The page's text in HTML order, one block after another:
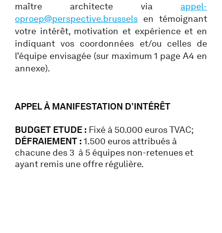
maître architecte via appel-
oproep@perspective.brussels en témoignant
votre intérêt, motivation et expérience et en
indiquant vos coordonnées et/ou celles de
l’équipe envisagée (sur maximum 1 page A4 en
annexe).
APPEL À MANIFESTATION D’INTÉRÊT
BUDGET ETUDE : Fixé à 50.000 euros TVAC;
DÉFRAIEMENT : 1.500 euros attribués à
chacune des 3 à 5 équipes non-retenues et
ayant remis une offre régulière.